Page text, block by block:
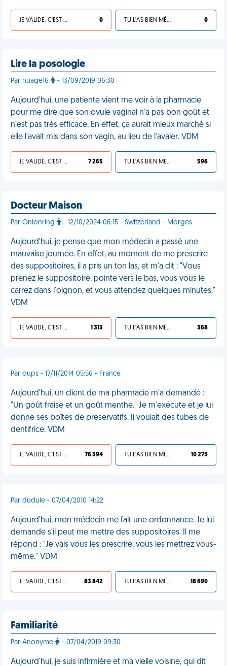
JE VALIDE, C'EST UNE VDM 0 TU L'AS BIEN MÉRITÉ 0
Lire la posologie
Par nuage16 - 13/09/2019 06:30
Aujourd'hui, une patiente vient me voir à la pharmacie
pour me dire que son ovule vaginal n'a pas bon goût et
n’est pas très efficace. En effet, ça aurait mieux marché si
elle l'avait mis dans son vagin, au lieu de l'avaler. VDM
JE VALIDE, C'EST UNE VDM 7 265 TU L'AS BIEN MÉRITÉ 596
Docteur Maison
Par Onionring - 12/10/2024 06:15 - Switzerland - Morges
Aujourd'hui, je pense que mon médecin a passé une
mauvaise journée. En effet, au moment de me prescrire
des suppositoires, il a pris un ton las, et m'a dit : "Vous
prenez le suppositoire, pointe vers le bas, vous vous le
carrez dans l'oignon, et vous attendez quelques minutes."
VDM
JE VALIDE, C'EST UNE VDM 1 313 TU L'AS BIEN MÉRITÉ 368
Par oups - 17/11/2014 05:56 - France
Aujourd'hui, un client de ma pharmacie m'a demandé :
"Un goût fraise et un goût menthe." Je m'exécute et je lui
donne ses boîtes de préservatifs. Il voulait des tubes de
dentifrice. VDM
JE VALIDE, C'EST UNE VDM 76 394 TU L'AS BIEN MÉRITÉ 10 275
Par dudule - 07/04/2010 14:22
Aujourd'hui, mon médecin me fait une ordonnance. Je lui
demande s'il peut me mettre des suppositoires. Il me
répond : "Je vais vous les prescrire, vous les mettrez vous-
même." VDM
JE VALIDE, C'EST UNE VDM 83 842 TU L'AS BIEN MÉRITÉ 18 690
Familiarité
Par Anonyme - 07/04/2019 09:30
Aujourd'hui, je suis infirmière et ma vielle voisine, qui dit